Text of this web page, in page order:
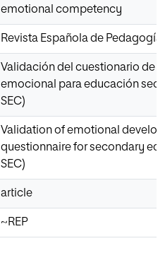
emotional competency
Revista Española de Pedagogía
Validación del cuestionario de
emocional para educación
SEC)
Validation of emotional
questionnaire for secondary
SEC)
article
~REP